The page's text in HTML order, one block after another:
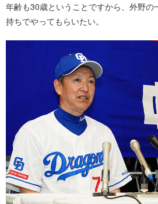
年齢も30歳ということですから、外野
持ちでやってもらいたい。